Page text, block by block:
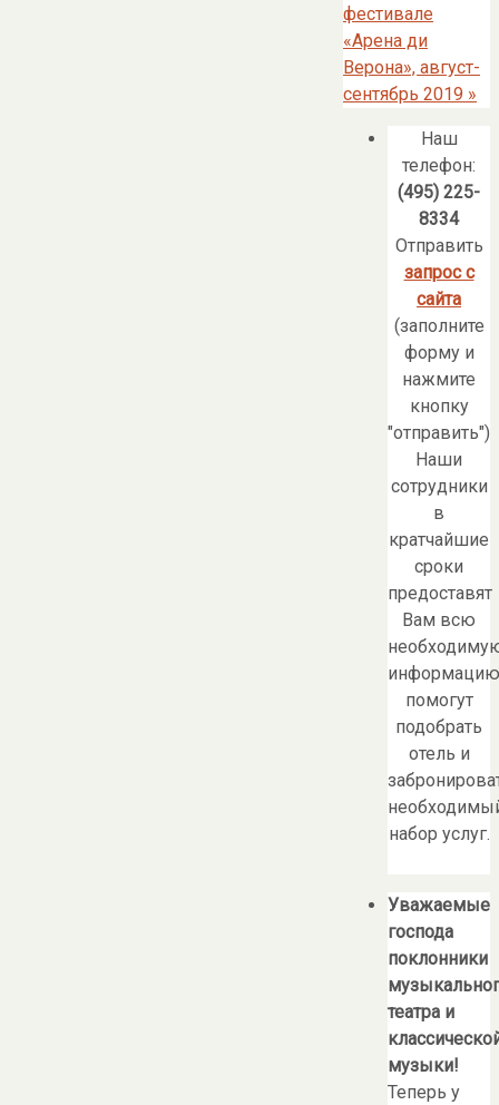
фестивале
«Арена ди
Верона», август-
сентябрь 2019 »
Наш
телефон:
(495) 225-
8334
Отправить
запрос с
сайта
(заполните
форму и
нажмите
кнопку
"отправить")
Наши
сотрудники
в
кратчайшие
сроки
предоставят
Вам всю
помогут
подобрать
отель и
набор услуг.
Уважаемые
господа
поклонники
театра и
музыки!
Теперь у